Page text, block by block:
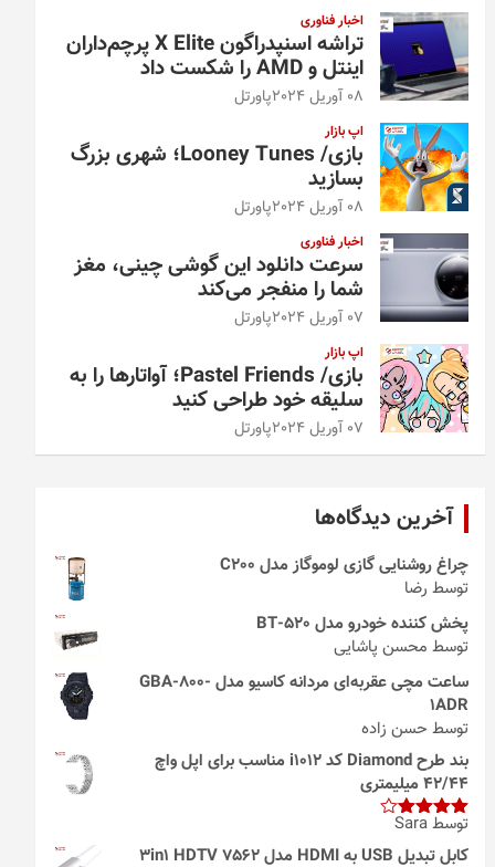
اخبار فناوری
تراشه اسنپدراگون X Elite پرچم‌داران
اینتل و AMD را شکست داد
08 آوریل 2024 پاورتل
اپ بازار
بازی/ Looney Tunes؛ شهری بزرگ
بسازید
08 آوریل 2024 پاورتل
اخبار فناوری
سرعت دانلود این گوشی چینی، مغز
شما را منفجر می‌کند
07 آوریل 2024 پاورتل
اپ بازار
بازی/ Pastel Friends؛ آواتارها را به
سلیقه خود طراحی کنید
07 آوریل 2024 پاورتل
آخرین دیدگاه‌ها
چراغ روشنایی گازی لوموگاز مدل C200
توسط رضا
پخش کننده خودرو مدل 520-BT
توسط محسن پاشایی
ساعت مچی عقربه‌ای مردانه کاسیو مدل GBA-800-
1ADR
توسط حسن زاده
بند طرح Diamond کد i1012 مناسب برای اپل واچ
42/44 میلیمتری
امتیاز4
از 5
توسط Sara
کابل تبدیل USB به HDMI مدل 3in1 HDTV 7562